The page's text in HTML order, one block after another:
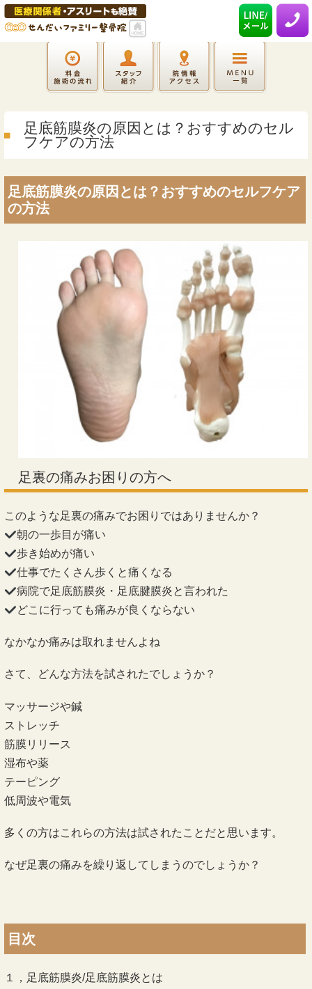
足底筋膜炎の原因とは？おすすめのセル
フケアの方法
足底筋膜炎の原因とは？おすすめのセルフケア
の方法
足裏の痛みお困りの方へ
このような足裏の痛みでお困りではありませんか？
朝の一歩目が痛い
歩き始めが痛い
仕事でたくさん歩くと痛くなる
病院で足底筋膜炎・足底腱膜炎と言われた
どこに行っても痛みが良くならない
なかなか痛みは取れませんよね
さて、どんな方法を試されたでしょうか？
マッサージや鍼
ストレッチ
筋膜リリース
湿布や薬
テーピング
低周波や電気
多くの方はこれらの方法は試されたことだと思います。
なぜ足裏の痛みを繰り返してしまうのでしょうか？
目次
１，足底筋膜炎/足底筋膜炎とは